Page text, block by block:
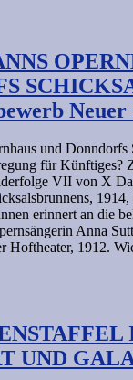
und Donndorfs
für Künftiges?
VII von X
erinnert an die
Anna
Hoftheater, 1912.
UND